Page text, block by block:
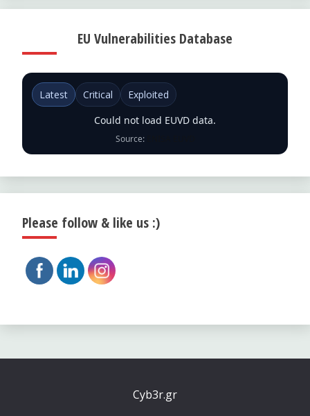
EU Vulnerabilities Database
Latest Critical
Exploited
Could not load EUVD data.
Source:
Please follow & like us :)
Cyb3r.gr